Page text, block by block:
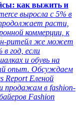
как выжить и
выросла с 5% в
расти,
коммерции, к
ритейл же может
год, если
и обувь на
опыт. Обсуждаем
Report Еленой
продажам в fashion-
Fashion